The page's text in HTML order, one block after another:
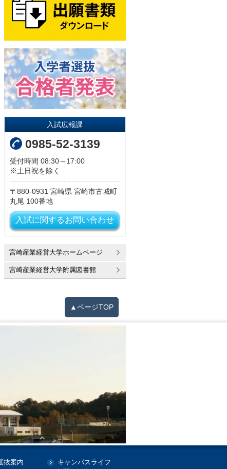
入試広報課
0985-52-3139
受付時間 08:30～17:00
※土日祝を除く
880-0931 宮崎県 宮崎市古城町
丸尾 100番地
入試に関するお問い合わせ
宮崎産業経営大学ホームページ
宮崎産業経営大学附属図書館
▲ページTOP
抜案内 キャンパスライフ